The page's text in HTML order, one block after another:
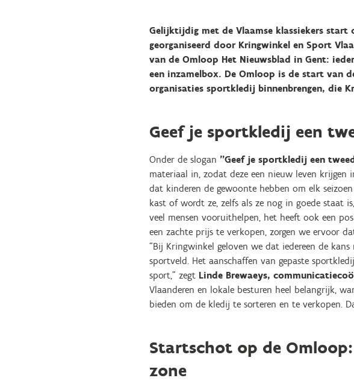
Gelijktijdig met de Vlaamse klassiekers
georganiseerd door Kringwinkel en Sport
van de Omloop Het Nieuwsblad in Gent:
een inzamelbox. De Omloop is de start van
organisaties sportkledij binnenbrengen, die
Geef je sportkledij een
Onder de slogan "Geef je sportkledij een
materiaal in, zodat deze een nieuw leven
dat kinderen de gewoonte hebben om elk
kast of wordt ze, zelfs als ze nog in goede staat
veel mensen vooruithelpen, het heeft ook een
een zachte prijs te verkopen, zorgen we ervoor
“Bij Kringwinkel geloven we dat iedereen de
sportveld. Het aanschaffen van gepaste
sport,” zegt Linde Brewaeys,
Vlaanderen en lokale besturen heel belangrijk,
bieden om de kledij te sorteren en te verkopen.
Startschot op de
zone